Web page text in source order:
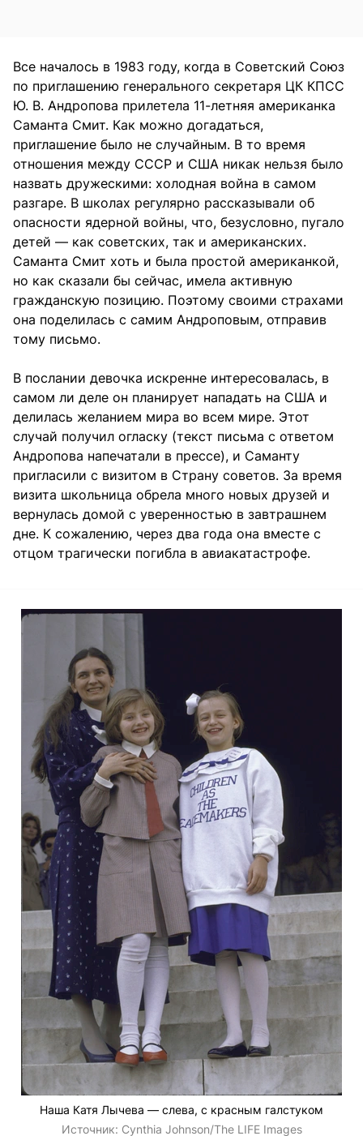
Все началось в 1983 году, когда в Советский Союз
по приглашению генерального секретаря ЦК КПСС
Ю. В. Андропова прилетела 11-летняя американка
Саманта Смит. Как можно догадаться,
приглашение было не случайным. В то время
отношения между СССР и США никак нельзя было
назвать дружескими: холодная война в самом
разгаре. В школах регулярно рассказывали об
опасности ядерной войны, что, безусловно, пугало
детей — как советских, так и американских.
Саманта Смит хоть и была простой американкой,
но как сказали бы сейчас, имела активную
гражданскую позицию. Поэтому своими страхами
она поделилась с самим Андроповым, отправив
тому письмо.
В послании девочка искренне интересовалась, в
самом ли деле он планирует нападать на США и
делилась желанием мира во всем мире. Этот
случай получил огласку (текст письма с ответом
Андропова напечатали в прессе), и Саманту
пригласили с визитом в Страну советов. За время
визита школьница обрела много новых друзей и
вернулась домой с уверенностью в завтрашнем
дне. К сожалению, через два года она вместе с
отцом трагически погибла в авиакатастрофе.
Наша Катя Лычева — слева, с красным галстуком
Источник: Cynthia Johnson/The LIFE Images